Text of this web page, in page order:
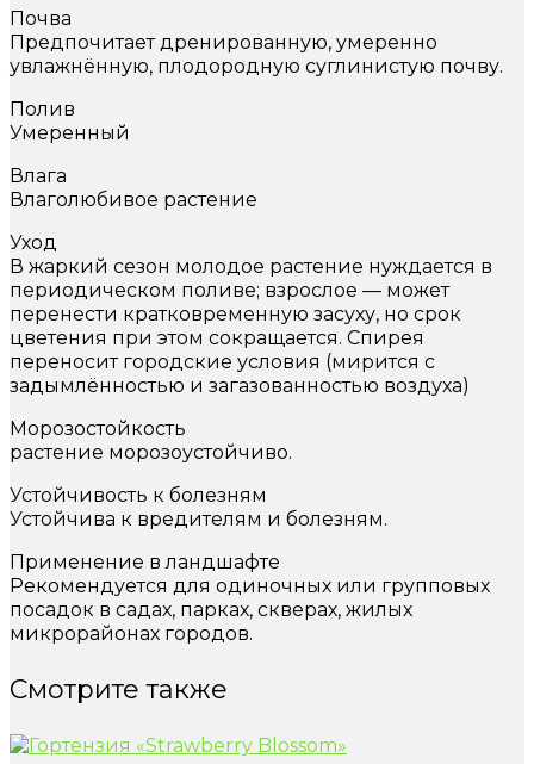
Почва
Предпочитает дренированную, умеренно
увлажнённую, плодородную суглинистую почву.
Полив
Умеренный
Влага
Влаголюбивое растение
Уход
В жаркий сезон молодое растение нуждается в
периодическом поливе; взрослое — может
перенести кратковременную засуху, но срок
цветения при этом сокращается. Спирея
переносит городские условия (мирится с
задымлённостью и загазованностью воздуха)
Морозостойкость
растение морозоустойчиво.
Устойчивость к болезням
Устойчива к вредителям и болезням.
Применение в ландшафте
Рекомендуется для одиночных или групповых
посадок в садах, парках, скверах, жилых
микрорайонах городов.
Смотрите также